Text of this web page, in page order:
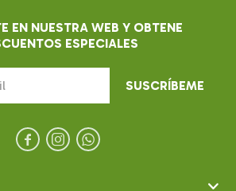
EN NUESTRA WEB Y OBTENE
ESPECIALES
SUSCRÍBEME
  